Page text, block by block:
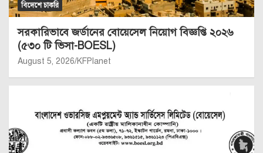
বিদেশে চাকরি
সরকারিভাবে জর্ডানের বোয়েসেল নিয়োগ বিজ্ঞপ্তি ২০২৬
(৫৩০ টি ভিসা-BOESL)
August 5, 2026 KFPlanet